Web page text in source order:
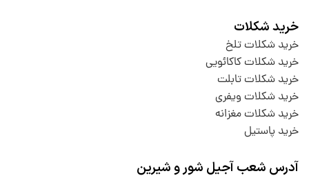
خرید شکلات
خرید شکلات تلخ
خرید شکلات کاکائویی
خرید شکلات تابلت
خرید شکلات ویفری
خرید شکلات مغزانه
خرید پاستیل
آدرس شعب آجیل شور و شیرین